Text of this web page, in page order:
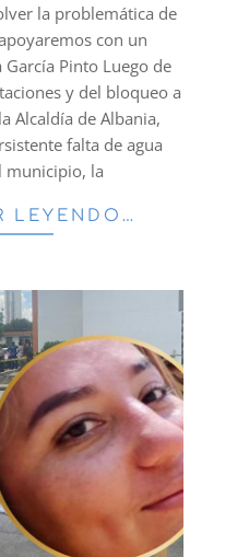
la problemática de
con un
Pinto Luego de
y del bloqueo a
Alcaldía de Albania,
falta de agua
municipio, la
LEYENDO…